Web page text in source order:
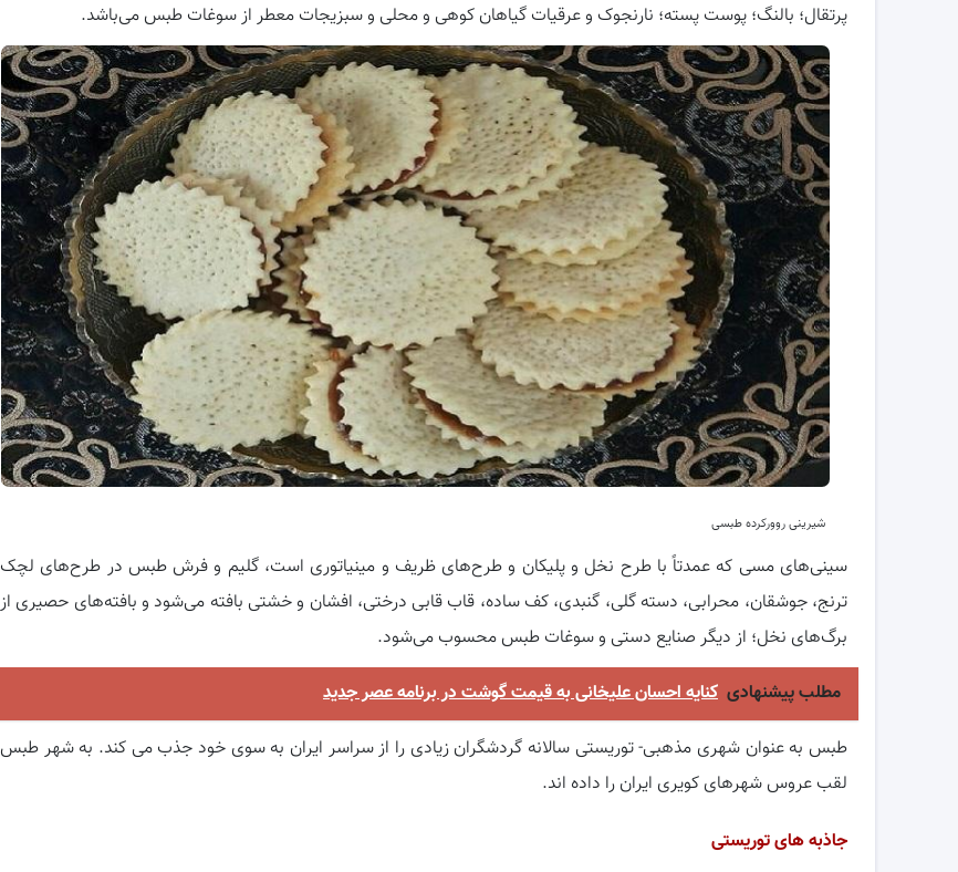
پرتقال؛ بالنگ؛ پوست پسته؛ نارنجوک و عرقیات گیاهان کوهی و محلی و سبزیجات معطر از سوغات طبس می‌باشد.
شیرینی روورکرده طبسی
سینی‌های مسی که عمدتاً با طرح نخل و پلیکان و طرح‌های ظریف و مینیاتوری است، گلیم و فرش طبس در طرح‌های لچک
ترنج، جوشقان، محرابی، دسته گلی، گنبدی، کف ساده، قاب قابی درختی، افشان و خشتی بافته می‌شود و بافته‌های حصیری از
برگ‌های نخل؛ از دیگر صنایع دستی و سوغات طبس محسوب می‌شود.
مطلب پیشنهادی کنایه احسان علیخانی به قیمت گوشت در برنامه عصر جدید
طبس به عنوان شهری مذهبی- توریستی سالانه گردشگران زیادی را از سراسر ایران به سوی خود جذب می کند. به شهر طبس
لقب عروس شهرهای کویری ایران را داده اند.
جاذبه های توریستی